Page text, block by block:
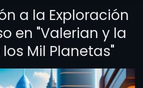
a la Exploración
en "Valerian y la
Mil Planetas"